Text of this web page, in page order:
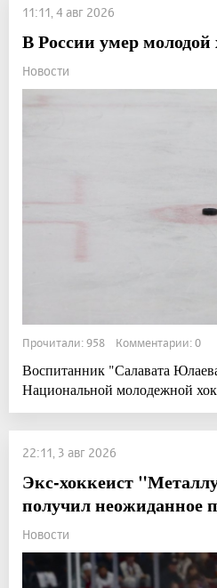
11:11, 4 авг 2026
В России умер молодой
Новости
Прочитали: 958 Комментарии: 0
Воспитанник "Салавата
Национальной молодежной
22:11, 3 авг 2026
Экс-хоккеист
получил неожиданное
Новости